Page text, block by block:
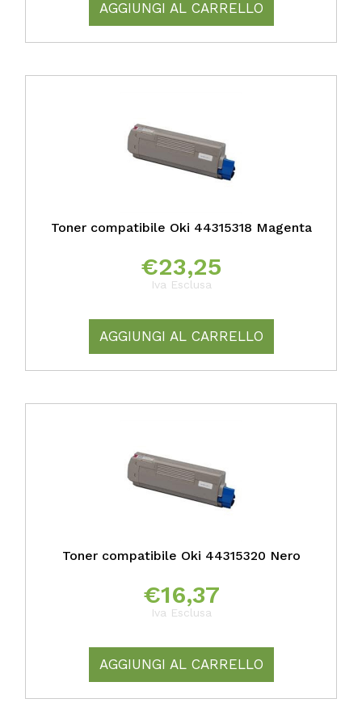
AGGIUNGI AL CARRELLO
Toner compatibile Oki 44315318 Magenta
€23,25
Iva Esclusa
AGGIUNGI AL CARRELLO
Toner compatibile Oki 44315320 Nero
€16,37
Iva Esclusa
AGGIUNGI AL CARRELLO